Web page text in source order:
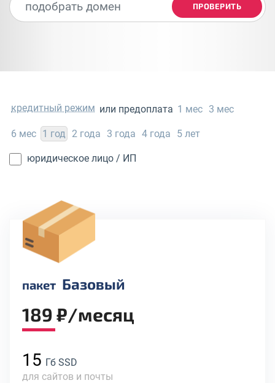
ПРОВЕРИТЬ
кредитный режим или предоплата 1 мес 3 мес
6 мес 1 год 2 года 3 года 4 года 5 лет
юридическое лицо / ИП
пакет Базовый
189 ₽/месяц
15 Гб SSD
для сайтов и почты